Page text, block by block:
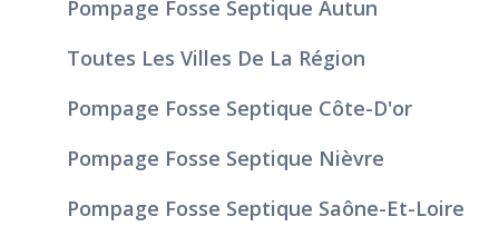
Pompage Fosse Septique Autun
Toutes Les Villes De La Région
Pompage Fosse Septique Côte-D'or
Pompage Fosse Septique Nièvre
Pompage Fosse Septique Saône-Et-Loire